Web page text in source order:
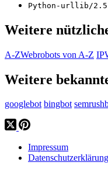
Python-urllib/2.5
Weitere
A-ZWebrobots von A-Z IP
Weitere
googlebot bingbot
Impressum
Datenschutzerklärung